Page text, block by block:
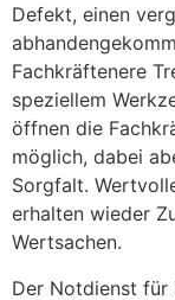
Defekt, einen
Fachkräftenere
speziellem
öffnen die
möglich, dabei
Sorgfalt.
erhalten wieder
Wertsachen.
Der Notdienst für